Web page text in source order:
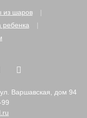
из шаров
Варшавская, дом 94